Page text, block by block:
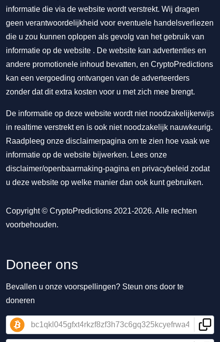
informatie die via de website wordt verstrekt. Wij dragen
geen verantwoordelijkheid voor eventuele handelsverliezen
die u zou kunnen oplopen als gevolg van het gebruik van
informatie op de website . De website kan advertenties en
andere promotionele inhoud bevatten, en CryptoPredictions
kan een vergoeding ontvangen van de adverteerders
zonder dat dit extra kosten voor u met zich mee brengt.
De informatie op deze website wordt niet noodzakelijkerwijs
in realtime verstrekt en is ook niet noodzakelijk nauwkeurig.
Raadpleeg onze disclaimerpagina om te zien hoe vaak we
informatie op de website bijwerken. Lees onze
disclaimer/openbaarmaking-pagina en privacybeleid zodat
u deze website op welke manier dan ook kunt gebruiken.
Copyright © CryptoPredictions 2021-2026. Alle rechten
voorbehouden.
Doneer ons
Bevallen u onze voorspellingen? Steun ons door te
doneren